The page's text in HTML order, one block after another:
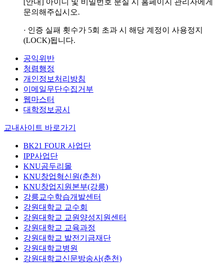
[안내] 아이디 및 비밀번호 분실 시 홈페이지 관리자에게
문의해주십시오.
· 인증 실패 횟수가 5회 초과 시 해당 계정이 사용정지
(LOCK)됩니다.
공익위반
청렴행정
개인정보처리방침
이메일무단수집거부
웹마스터
대학정보공시
교내사이트 바로가기
BK21 FOUR 사업단
IPP사업단
KNU곰두리몰
KNU창업혁신원(춘천)
KNU창업지원본부(강릉)
강릉교수학습개발센터
강원대학교 교수회
강원대학교 교원양성지원센터
강원대학교 교육과정
강원대학교 발전기금재단
강원대학교병원
강원대학교신문방송사(춘천)